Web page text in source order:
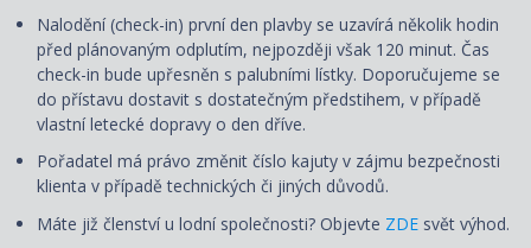
Nalodění (check-in) první den plavby se uzavírá několik hodin
před plánovaným odplutím, nejpozději však 120 minut. Čas
check-in bude upřesněn s palubními lístky. Doporučujeme se
do přístavu dostavit s dostatečným předstihem, v případě
vlastní letecké dopravy o den dříve.
Pořadatel má právo změnit číslo kajuty v zájmu bezpečnosti
klienta v případě technických či jiných důvodů.
Máte již členství u lodní společnosti? Objevte ZDE svět výhod.